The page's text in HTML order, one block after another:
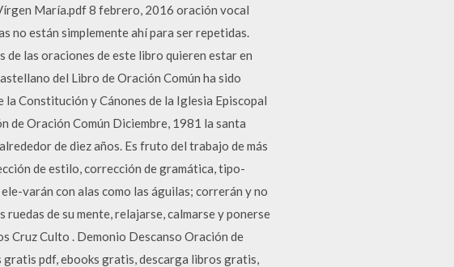
María.pdf 8 febrero, 2016 oración vocal
no están simplemente ahí para ser repetidas.
de las oraciones de este libro quieren estar en
del Libro de Oración Común ha sido
Constitución y Cánones de la Iglesia Episcopal
de Oración Común Diciembre, 1981 la santa
de diez años. Es fruto del trabajo de más
de estilo, corrección de gramática, tipo-
varán con alas como las águilas; correrán y no
ruedas de su mente, relajarse, calmarse y ponerse
Cruz Culto . Demonio Descanso Oración de
pdf, ebooks gratis, descarga libros gratis,